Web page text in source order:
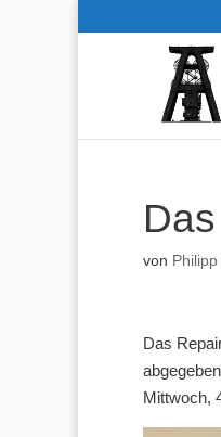
von Philipp
Das
Mittwoch,